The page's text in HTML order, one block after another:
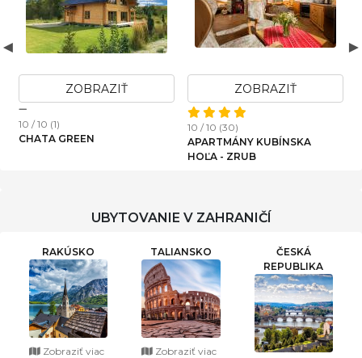
ZOBRAZIŤ
CHALET ZUBEREC
ZOBRAZIŤ
10 / 10 (4)
HOLIDAY HOME
IVACHNOVA 49
UBYTOVANIE V ZAHRANIČÍ
RAKÚSKO
Zobraziť viac
TALIANSKO
Zobraziť viac
ČESKÁ
REPUBLIKA